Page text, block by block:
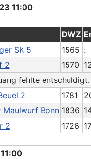
11:00
DWZ
SK 5 1565 :
2 1570
fehlte entschuldigt.
2 1781
Maulwurf Bonn 1836
2 1726